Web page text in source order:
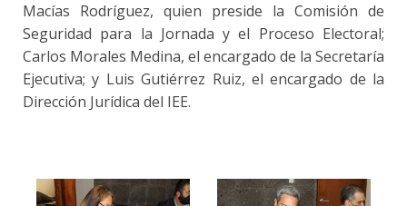
Macías Rodríguez, quien preside la Comisión de
Seguridad para la Jornada y el Proceso Electoral;
Carlos Morales Medina, el encargado de la Secretaría
Ejecutiva; y Luis Gutiérrez Ruiz, el encargado de la
Dirección Jurídica del IEE.